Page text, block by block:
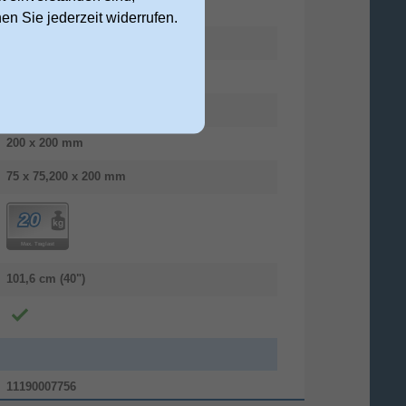
48,3 cm (19")
200 x 200 mm
75 x 75,200 x 200 mm
101,6 cm (40")
11190007756
Sie jederzeit widerrufen.